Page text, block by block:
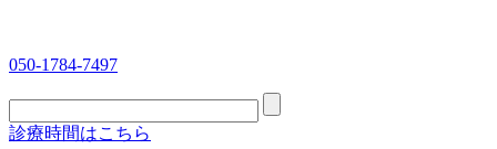
050-1784-7497
診療時間はこちら